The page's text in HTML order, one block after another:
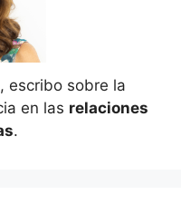
, escribo sobre la
en las relaciones
.